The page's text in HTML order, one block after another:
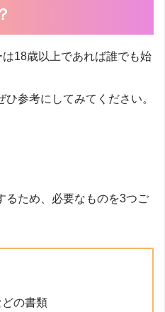
18歳以上であれば誰でも始
参考にしてみてください。
るため、必要なものを3つご
の書類